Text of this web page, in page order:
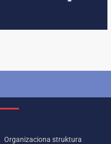
Organizaciona struktura